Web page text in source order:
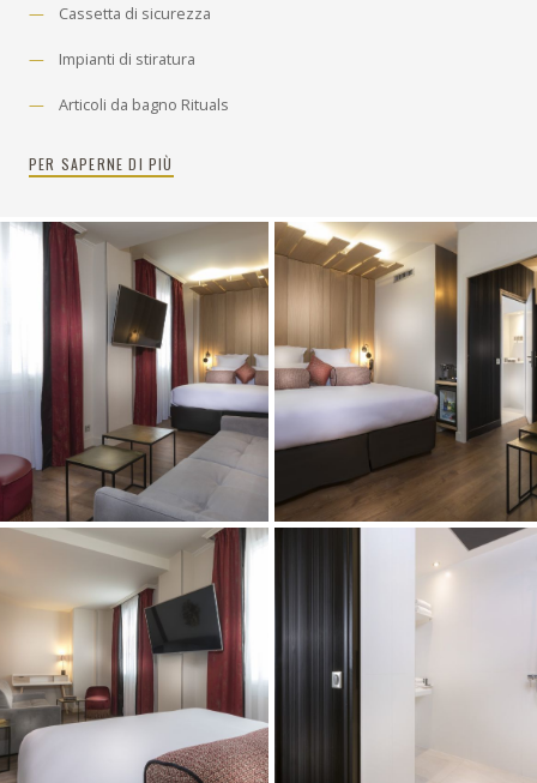
Cassetta di sicurezza
Impianti di stiratura
Articoli da bagno Rituals
PER SAPERNE DI PIÙ